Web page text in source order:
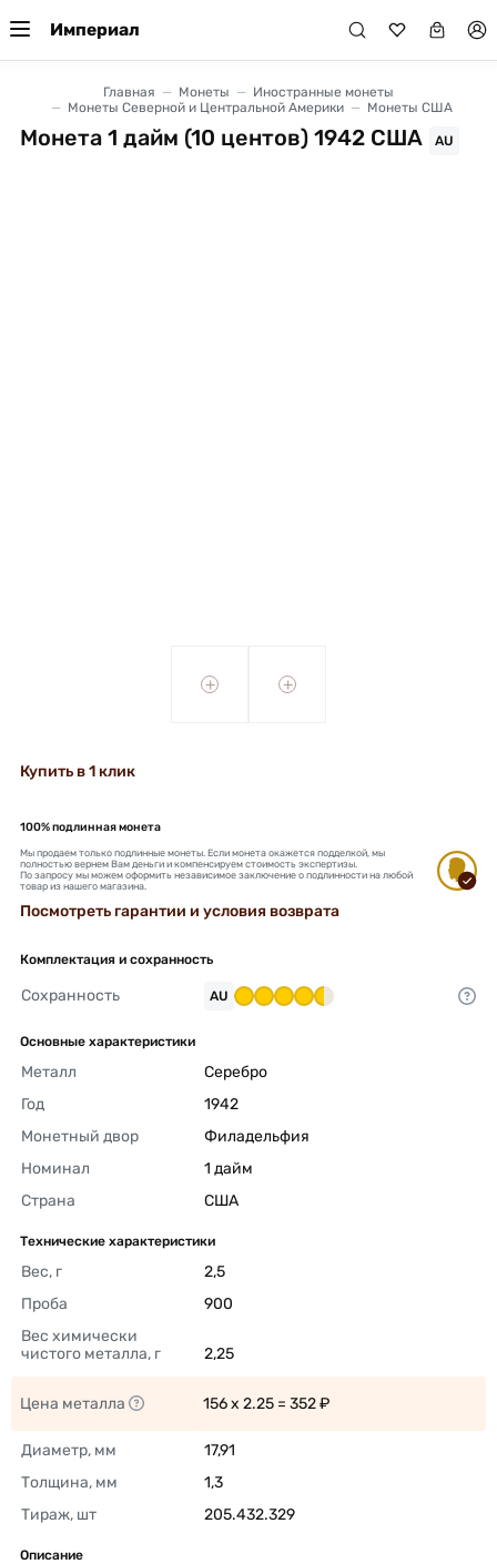
Империал
Главная Монеты
Иностранные монеты
Монеты Северной и Центральной Америки
Монеты США
Монета 1 дайм (10 центов) 1942 США AU
+ +
Купить в 1 клик
100% подлинная монета
Мы продаем только подлинные монеты. Если монета окажется подделкой, мы
полностью вернем Вам деньги и компенсируем стоимость экспертизы.
По запросу мы можем оформить независимое заключение о подлинности на любой
товар из нашего магазина.
Посмотреть гарантии и условия возврата
Комплектация и сохранность
Сохранность AU
Основные характеристики
Металл
Серебро
Год
1942
Монетный двор
Филадельфия
Номинал
1 дайм
Страна
США
Технические характеристики
Вес, г
2,5
Проба
900
Вес химически
чистого металла, г
2,25
Цена металла 156 x 2.25 = 352 ₽
Диаметр, мм
17,91
Толщина, мм
1,3
Тираж, шт
205.432.329
Описание